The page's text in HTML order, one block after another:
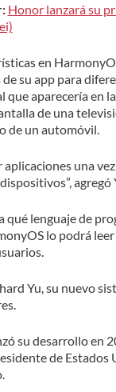
Honor lanzará su
en
su app para
que aparecería en
de una
de un automóvil.
una
agregó
qué lenguaje de
lo podrá
Yu, su nuevo
su desarrollo en
de